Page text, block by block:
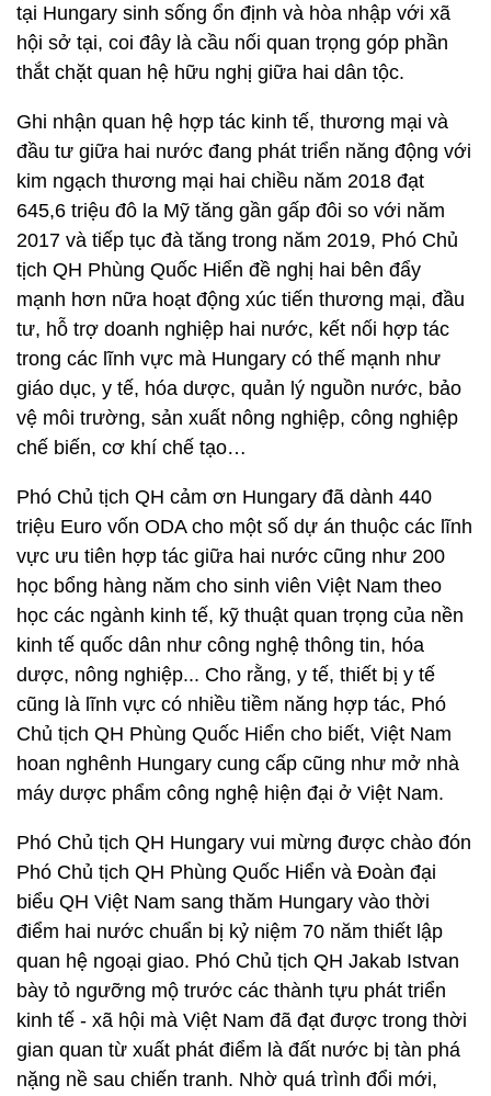
tại Hungary sinh sống ổn định và hòa nhập với xã
hội sở tại, coi đây là cầu nối quan trọng góp phần
thắt chặt quan hệ hữu nghị giữa hai dân tộc.
Ghi nhận quan hệ hợp tác kinh tế, thương mại và
đầu tư giữa hai nước đang phát triển năng động với
kim ngạch thương mại hai chiều năm 2018 đạt
645,6 triệu đô la Mỹ tăng gần gấp đôi so với năm
2017 và tiếp tục đà tăng trong năm 2019, Phó Chủ
tịch QH Phùng Quốc Hiển đề nghị hai bên đẩy
mạnh hơn nữa hoạt động xúc tiến thương mại, đầu
tư, hỗ trợ doanh nghiệp hai nước, kết nối hợp tác
trong các lĩnh vực mà Hungary có thế mạnh như
giáo dục, y tế, hóa dược, quản lý nguồn nước, bảo
vệ môi trường, sản xuất nông nghiệp, công nghiệp
chế biến, cơ khí chế tạo…
Phó Chủ tịch QH cảm ơn Hungary đã dành 440
triệu Euro vốn ODA cho một số dự án thuộc các lĩnh
vực ưu tiên hợp tác giữa hai nước cũng như 200
học bổng hàng năm cho sinh viên Việt Nam theo
học các ngành kinh tế, kỹ thuật quan trọng của nền
kinh tế quốc dân như công nghệ thông tin, hóa
dược, nông nghiệp... Cho rằng, y tế, thiết bị y tế
cũng là lĩnh vực có nhiều tiềm năng hợp tác, Phó
Chủ tịch QH Phùng Quốc Hiển cho biết, Việt Nam
hoan nghênh Hungary cung cấp cũng như mở nhà
máy dược phẩm công nghệ hiện đại ở Việt Nam.
Phó Chủ tịch QH Hungary vui mừng được chào đón
Phó Chủ tịch QH Phùng Quốc Hiển và Đoàn đại
biểu QH Việt Nam sang thăm Hungary vào thời
điểm hai nước chuẩn bị kỷ niệm 70 năm thiết lập
quan hệ ngoại giao. Phó Chủ tịch QH Jakab Istvan
bày tỏ ngưỡng mộ trước các thành tựu phát triển
kinh tế - xã hội mà Việt Nam đã đạt được trong thời
gian quan từ xuất phát điểm là đất nước bị tàn phá
nặng nề sau chiến tranh. Nhờ quá trình đổi mới,